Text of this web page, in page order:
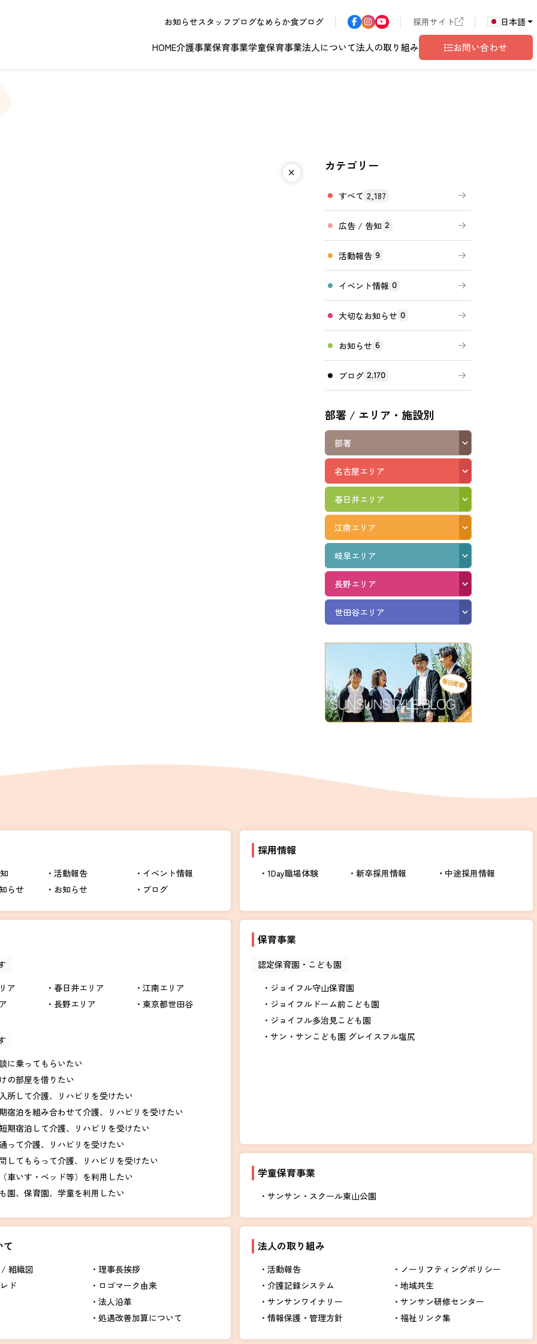
お知らせスタッフブログなめらか食ブログ 採用サイト 日本語
HOME介護事業
長野エリア
高齢者向けの部屋を借りたい
施設等に通って介護、リハビリを受けたい
福祉器具（車いす・ベッド等）を利用したい
保育事業学童保育事業法人について
処遇改善加算について
法人の取り組み
福祉リンク集
お問い合わせ
カテゴリー
すべて 2,187
広告 / 告知 2
活動報告 9
イベント情報 0
大切なお知らせ 0
お知らせ 6
ブログ 2,170
部署 / エリア・施設別
部署
名古屋エリア
春日井エリア
江南エリア
岐阜エリア
長野エリア
世田谷エリア
活動報告
イベント情報
らせ
お知らせ ブログ
採用情報
1Day職場体験 新卒採用情報 中途採用情報
ア
春日井エリア
江南エリア
長野エリア 東京都世田谷
に乗ってもらいたい
の部屋を借りたい
所して介護、リハビリを受けたい
宿泊を組み合わせて介護、リハビリを受けたい
期宿泊して介護、リハビリを受けたい
って介護、リハビリを受けたい
してもらって介護、リハビリを受けたい
車いす・ベッド等）を利用したい
園、保育園、学童を利用したい
保育事業
認定保育園・こども園
ジョイフル守山保育園
ジョイフルドーム前こども園
ジョイフル多治見こども園
サン・サンこども園 グレイスフル塩尻
学童保育事業
サンサン・スクール東山公園
て
組織図
理事長挨拶
ド
ロゴマーク由来
法人沿革
処遇改善加算について
法人の取り組み
活動報告
ノーリフティングポリシー
介護記録システム
地域共生
サンサンワイナリー
サンサン研修センター
情報保護・管理方針
福祉リンク集